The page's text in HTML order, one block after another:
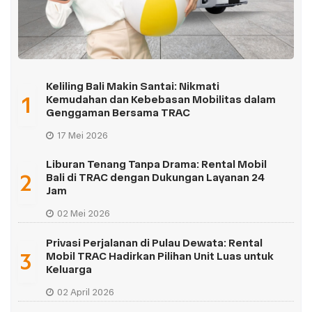
1
Keliling Bali Makin Santai: Nikmati
Kemudahan dan Kebebasan Mobilitas dalam
Genggaman Bersama TRAC
17 Mei 2026
2
Liburan Tenang Tanpa Drama: Rental Mobil
Bali di TRAC dengan Dukungan Layanan 24
Jam
02 Mei 2026
3
Privasi Perjalanan di Pulau Dewata: Rental
Mobil TRAC Hadirkan Pilihan Unit Luas untuk
Keluarga
02 April 2026